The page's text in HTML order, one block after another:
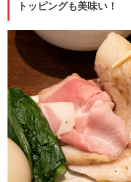
トッピングも美味い！